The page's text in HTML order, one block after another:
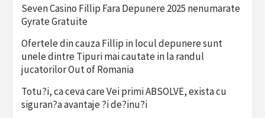
Seven Casino Fillip Fara Depunere 2025 nenumarate
Gyrate Gratuite
Ofertele din cauza Fillip in locul depunere sunt
unele dintre Tipuri mai cautate in la randul
jucatorilor Out of Romania
Totu?i, ca ceva care Vei primi ABSOLVE, exista cu
siguran?a avantaje ?i de?inu?i